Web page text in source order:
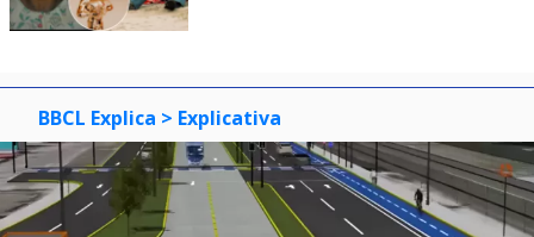
BBCL Explica > Explicativa